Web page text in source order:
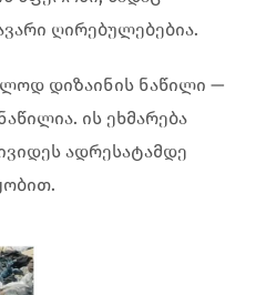
ღირებულებებია.
დიზაინის ნაწილი —
ის ეხმარება
ადრესატამდე